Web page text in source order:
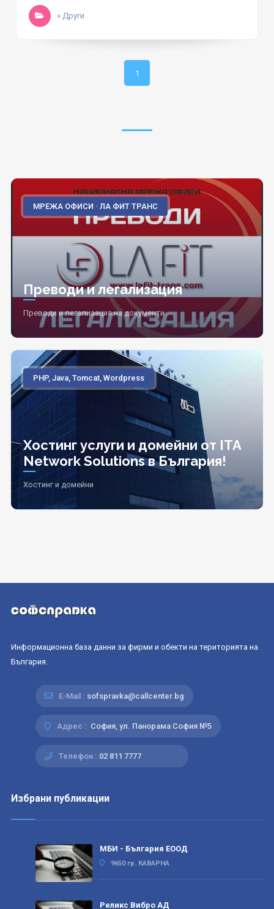
» Други
1
МРЕЖА ОФИСИ · ЛА ФИТ ТРАНС
Преводи и легализация
Преводи и легализация на документи
PHP, Java, Tomcat, Wordpress
Хостинг услуги и домейни от ITA
Network Solutions в България!
Хостинг и домейни
Информационна база данни за фирми и обекти на територията на
България.
E-Mail : sofspravka@callcenter.bg
Адрес : София, ул. Панорама София №5
Телефон : 02 811 7777
Избрани публикации
МБИ - България ЕООД
9650 гр. КАВАРНА
Реликс Вибро АД